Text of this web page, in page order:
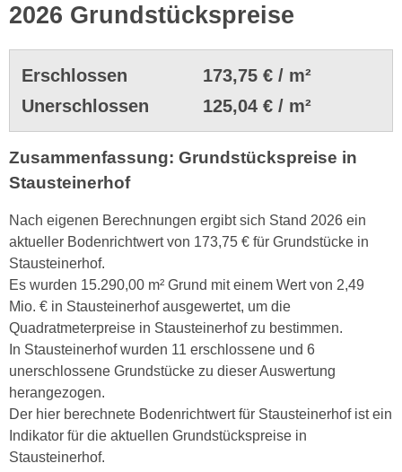
2026 Grundstückspreise
Erschlossen
173,75 € / m²
Unerschlossen
125,04 € / m²
Zusammenfassung: Grundstückspreise in
Stausteinerhof
Nach eigenen Berechnungen ergibt sich Stand 2026 ein
aktueller Bodenrichtwert von 173,75 € für Grundstücke in
Stausteinerhof.
Es wurden 15.290,00 m² Grund mit einem Wert von 2,49
Mio. € in Stausteinerhof ausgewertet, um die
Quadratmeterpreise in Stausteinerhof zu bestimmen.
In Stausteinerhof wurden 11 erschlossene und 6
unerschlossene Grundstücke zu dieser Auswertung
herangezogen.
Der hier berechnete Bodenrichtwert für Stausteinerhof ist ein
Indikator für die aktuellen Grundstückspreise in
Stausteinerhof.